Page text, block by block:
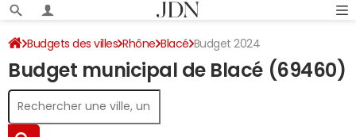
Budgets des villes Rhône Blacé Budget 2024
Budget municipal de Blacé (69460)